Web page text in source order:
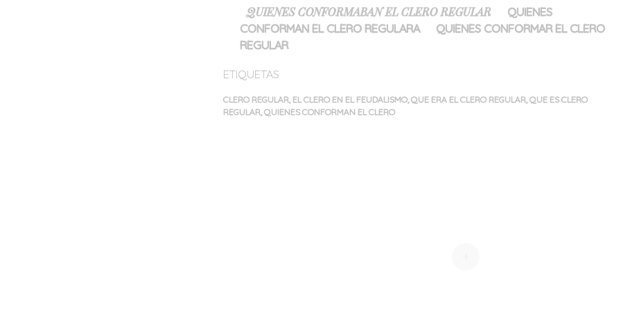
QUIENES CONFORMABAN EL CLERO REGULAR
QUIENES
CONFORMAN EL CLERO REGULARA
QUIENES CONFORMAR EL CLERO
REGULAR
ETIQUETAS
CLERO REGULAR, EL CLERO EN EL FEUDALISMO, QUE ERA EL CLERO REGULAR, QUE ES CLERO
REGULAR, QUIENES CONFORMAN EL CLERO